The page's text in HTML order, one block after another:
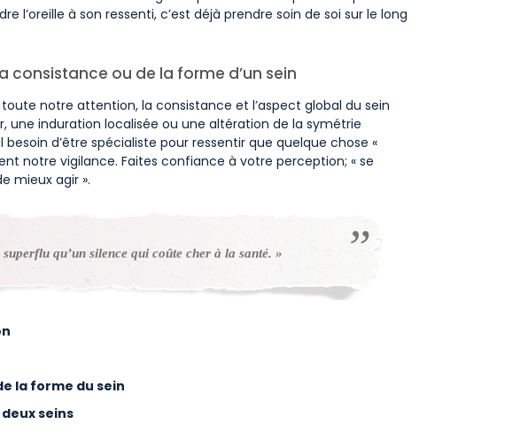
l’oreille à son ressenti, c’est déjà prendre soin de soi sur le long
consistance ou de la forme d’un sein
notre attention, la consistance et l’aspect global du sein
une induration localisée ou une altération de la symétrie
d’être spécialiste pour ressentir que quelque chose «
notre vigilance. Faites confiance à votre perception; « se
mieux agir ».
qu’un silence qui coûte cher à la santé. »
la forme du sein
seins